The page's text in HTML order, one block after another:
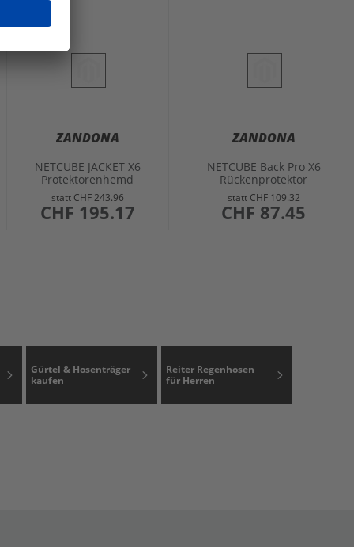
ZANDONA
NETCUBE JACKET X6
Protektorenhemd
statt CHF 243.96
sonderangebot
CHF 195.17
ZANDONA
NETCUBE Back Pro X6
Rückenprotektor
statt CHF 109.32
sonderangebot
CHF 87.45
Gürtel & Hosenträger
kaufen
Reiter Regenhosen
für Herren